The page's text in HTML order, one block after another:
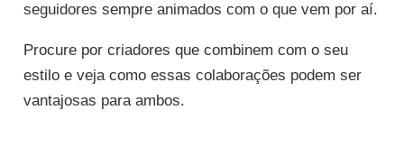
seguidores sempre animados com o que vem por aí.
Procure por criadores que combinem com o seu
estilo e veja como essas colaborações podem ser
vantajosas para ambos.